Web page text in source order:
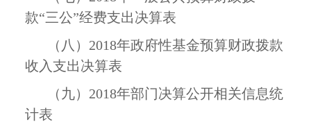
款“三公”经费支出决算表
（八） 2018年政府性基金预算财政拨款
收入支出决算表
（九） 2018年部门决算公开相关信息统
计表